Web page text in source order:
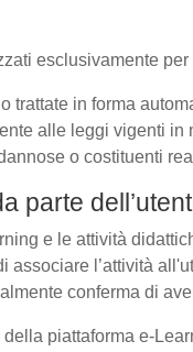
esclusivamente
trattate in forma
alle leggi vigenti
o costituenti
parte
e le attività
l’attività
conferma di
piattaforma e-